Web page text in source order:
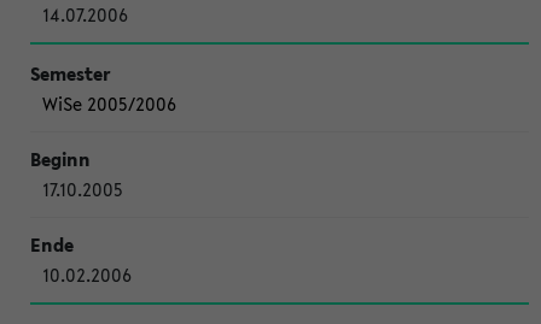
14.07.2006
WiSe 2005/2006
17.10.2005
10.02.2006